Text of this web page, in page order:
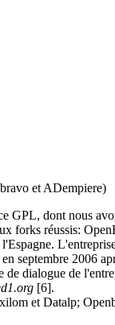
et ADempiere)
GPL, dont nous
forks réussis:
septembre 2006
de dialogue de
[6].
et Datalp;